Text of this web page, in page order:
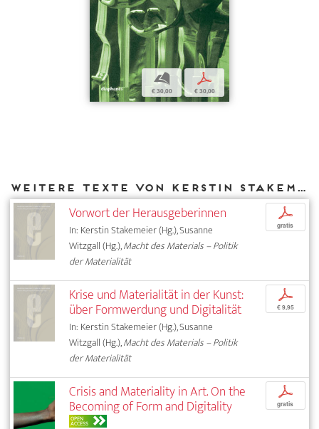
b
€ 30,00
p
€ 30,00
Weitere Texte von Kerstin Stakemeier bei DIAPHANES
Vorwort der Herausgeberinnen
In: Kerstin Stakemeier (Hg.), Susanne
Witzgall (Hg.),Macht des Materials – Politik
der Materialität
p
gratis
Krise und Materialität in der Kunst:
über Formwerdung und Digitalität
In: Kerstin Stakemeier (Hg.), Susanne
Witzgall (Hg.),Macht des Materials – Politik
der Materialität
p
€ 9,95
Crisis and Materiality in Art. On the
Becoming of Form and Digitality
OPEN
ACCESS
p
gratis